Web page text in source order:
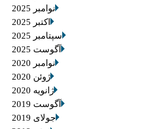
نوامبر 2025
اکتبر 2025
سپتامبر 2025
آگوست 2025
نوامبر 2020
ژوئن 2020
ژانویه 2020
آگوست 2019
جولای 2019